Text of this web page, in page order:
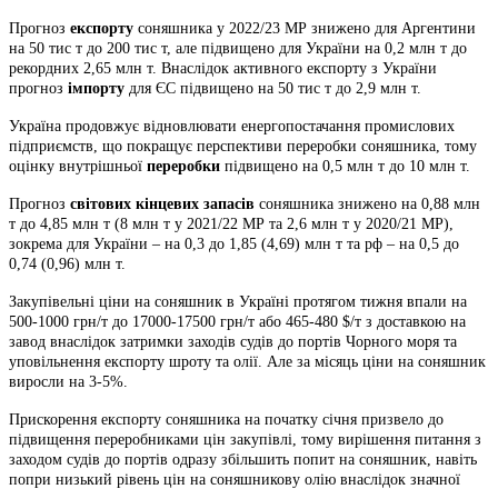
Прогноз експорту соняшника у 2022/23 МР знижено для Аргентини
на 50 тис т до 200 тис т, але підвищено для України на 0,2 млн т до
рекордних 2,65 млн т. Внаслідок активного експорту з України
прогноз імпорту для ЄС підвищено на 50 тис т до 2,9 млн т.
Україна продовжує відновлювати енергопостачання промислових
підприємств, що покращує перспективи переробки соняшника, тому
оцінку внутрішньої переробки підвищено на 0,5 млн т до 10 млн т.
Прогноз світових кінцевих запасів соняшника знижено на 0,88 млн
т до 4,85 млн т (8 млн т у 2021/22 МР та 2,6 млн т у 2020/21 МР),
зокрема для України – на 0,3 до 1,85 (4,69) млн т та рф – на 0,5 до
0,74 (0,96) млн т.
Закупівельні ціни на соняшник в Україні протягом тижня впали на
500-1000 грн/т до 17000-17500 грн/т або 465-480 $/т з доставкою на
завод внаслідок затримки заходів судів до портів Чорного моря та
уповільнення експорту шроту та олії. Але за місяць ціни на соняшник
виросли на 3-5%.
Прискорення експорту соняшника на початку січня призвело до
підвищення переробниками цін закупівлі, тому вирішення питання з
заходом судів до портів одразу збільшить попит на соняшник, навіть
попри низький рівень цін на соняшникову олію внаслідок значної